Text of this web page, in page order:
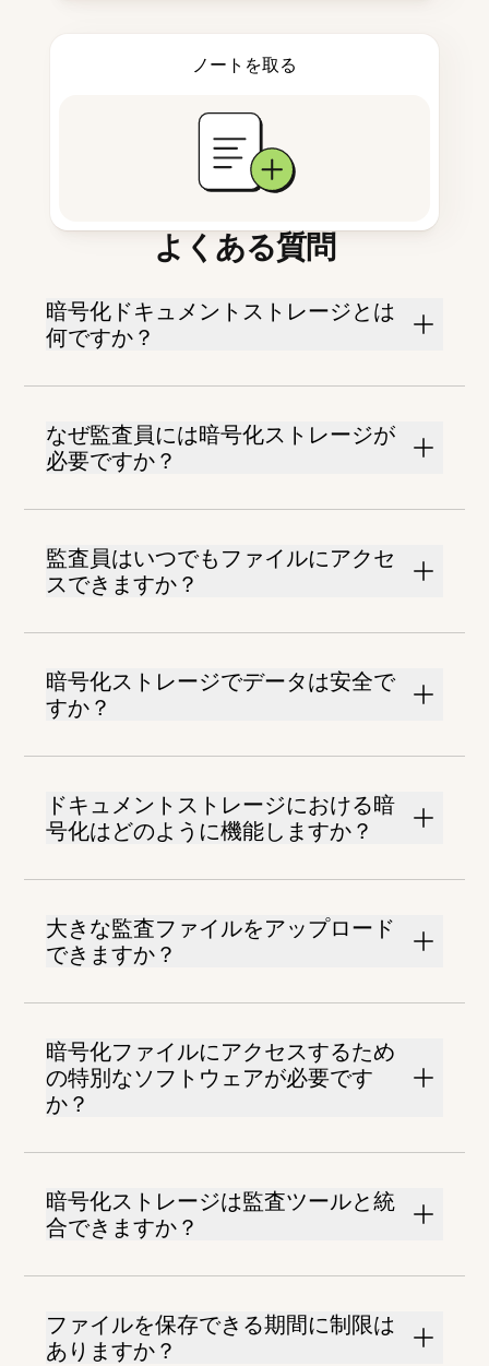
ノートを取る
よくある質問
暗号化ドキュメントストレージとは
何ですか？
なぜ監査員には暗号化ストレージが
必要ですか？
監査員はいつでもファイルにアクセ
スできますか？
暗号化ストレージでデータは安全で
すか？
ドキュメントストレージにおける暗
号化はどのように機能しますか？
大きな監査ファイルをアップロード
できますか？
暗号化ファイルにアクセスするため
の特別なソフトウェアが必要です
か？
暗号化ストレージは監査ツールと統
合できますか？
ファイルを保存できる期間に制限は
ありますか？